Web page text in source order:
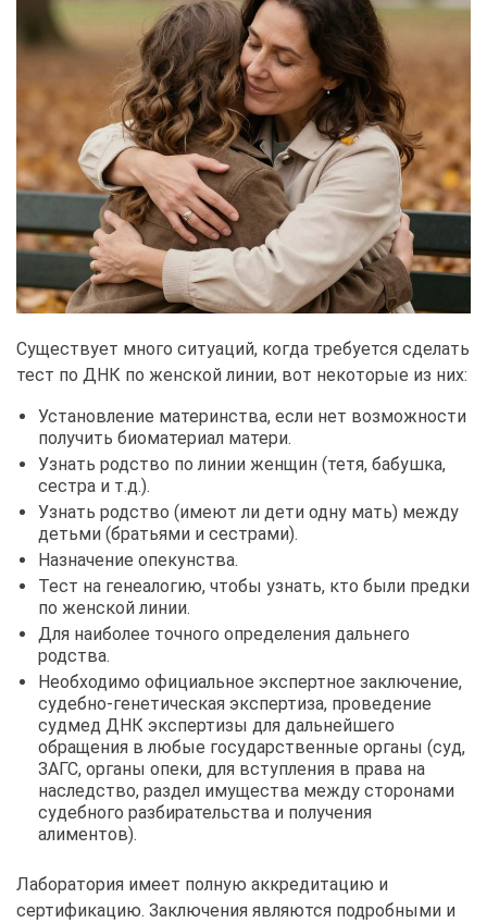
Существует много ситуаций, когда требуется сделать
тест по ДНК по женской линии, вот некоторые из них:
Установление материнства, если нет возможности
получить биоматериал матери.
Узнать родство по линии женщин (тетя, бабушка,
сестра и т.д.).
Узнать родство (имеют ли дети одну мать) между
детьми (братьями и сестрами).
Назначение опекунства.
Тест на генеалогию, чтобы узнать, кто были предки
по женской линии.
Для наиболее точного определения дальнего
родства.
Необходимо официальное экспертное заключение,
судебно-генетическая экспертиза, проведение
судмед ДНК экспертизы для дальнейшего
обращения в любые государственные органы (суд,
ЗАГС, органы опеки, для вступления в права на
наследство, раздел имущества между сторонами
судебного разбирательства и получения
алиментов).
Лаборатория имеет полную аккредитацию и
сертификацию. Заключения являются подробными и